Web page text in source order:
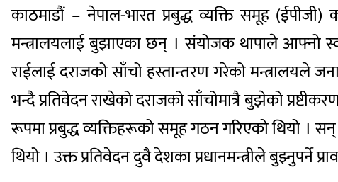
काठमाडौं – नेपाल-भारत प्रबुद्ध व्यक्ति समूह (ईपीजी)
मन्त्रालयलाई बुझाएका छन् । संयोजक थापाले आफ्नो
राईलाई दराजको साँचो हस्तान्तरण गरेको मन्त्रालयले
भन्दै प्रतिवेदन राखेको दराजको साँचोमात्रै बुझेको
रूपमा प्रबुद्ध व्यक्तिहरूको समूह गठन गरिएको थियो ।
थियो । उक्त प्रतिवेदन दुवै देशका प्रधानमन्त्रीले बुझ्नुपर्ने